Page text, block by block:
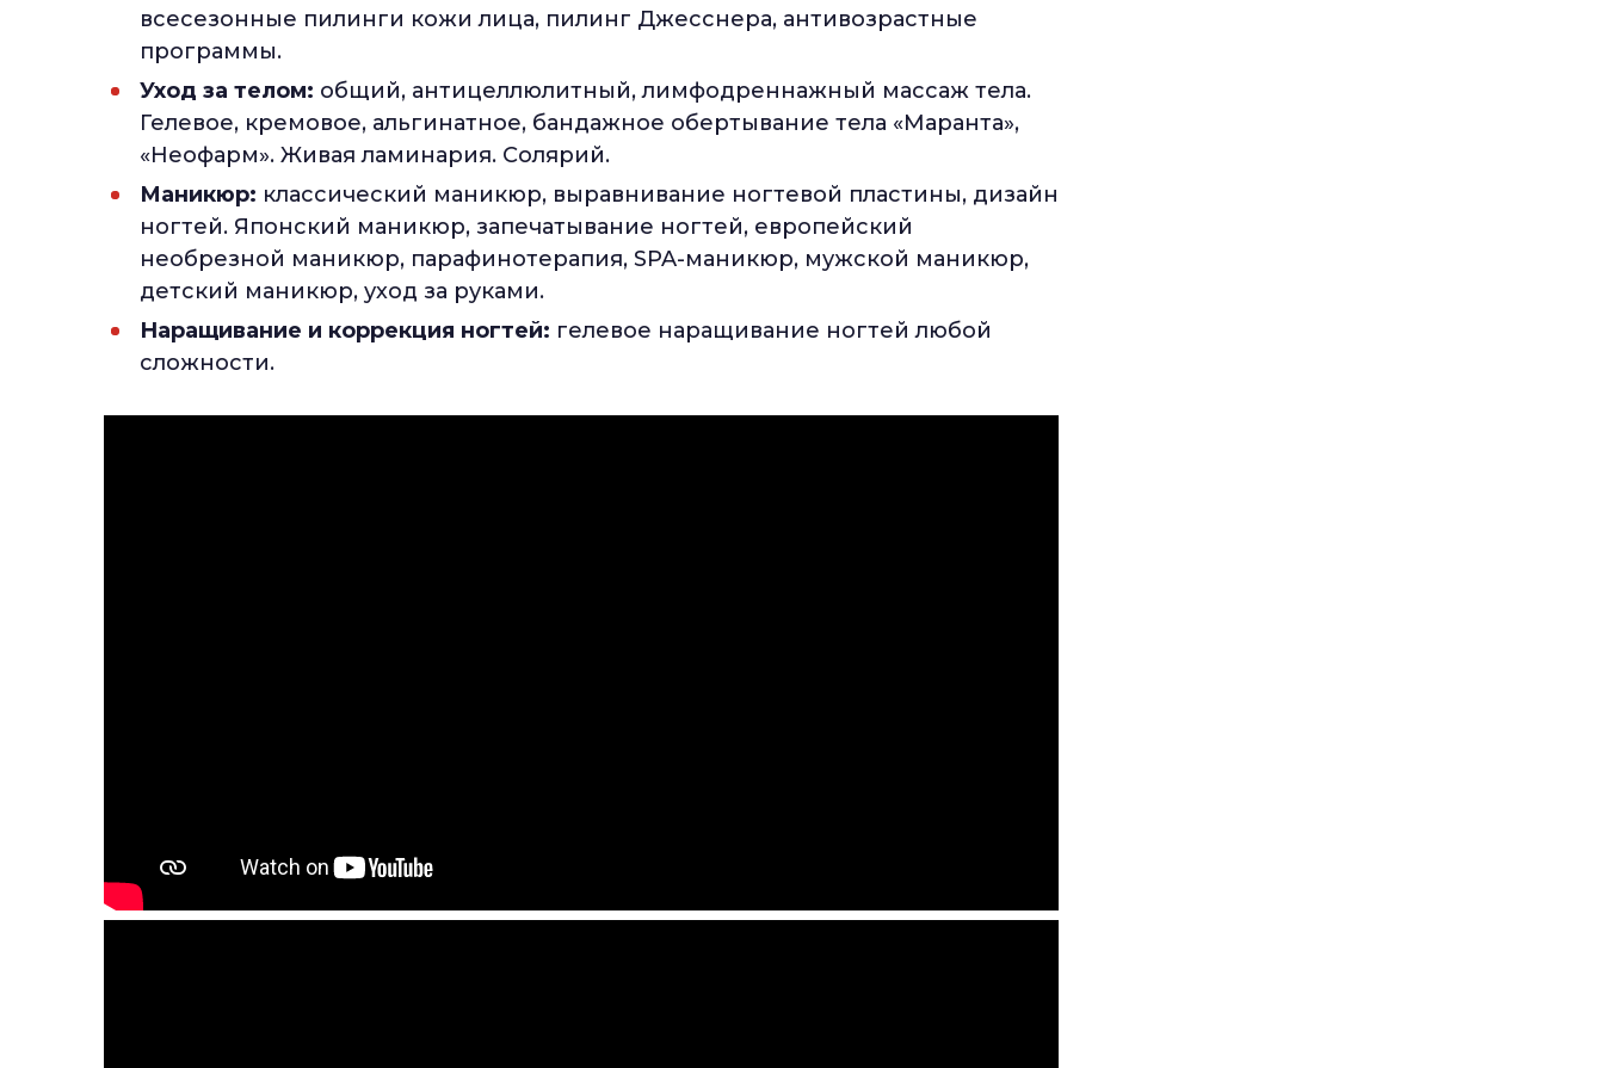
всесезонные пилинги кожи лица, пилинг Джесснера, антивозрастные
программы.
Уход за телом: общий, антицеллюлитный, лимфодреннажный массаж тела.
Гелевое, кремовое, альгинатное, бандажное обертывание тела «Маранта»,
«Неофарм». Живая ламинария. Солярий.
Маникюр: классический маникюр, выравнивание ногтевой пластины, дизайн
ногтей. Японский маникюр, запечатывание ногтей, европейский
необрезной маникюр, парафинотерапия, SPA-маникюр, мужской маникюр,
детский маникюр, уход за руками.
Наращивание и коррекция ногтей: гелевое наращивание ногтей любой
сложности.